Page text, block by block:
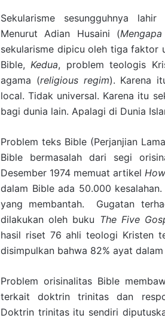
Sekularisme sesungguhnya
Menurut Adian Husaini (
sekularisme dipicu oleh tiga faktor
Bible,Kedua, problem teologis
agama (religious regim). Karena
local. Tidak universal. Karena itu
bagi dunia lain. Apalagi di Dunia
Problem teks Bible (Perjanjian
Bible bermasalah dari segi
Desember 1974 memuat artikel
dalam Bible ada 50.000
yang membantah. Gugatan
dilakukan oleh buku The Five
hasil riset 76 ahli teologi Kristen
disimpulkan bahwa 82% ayat
Problem orisinalitas Bible
terkait doktrin trinitas dan
Doktrin trinitas itu sendiri